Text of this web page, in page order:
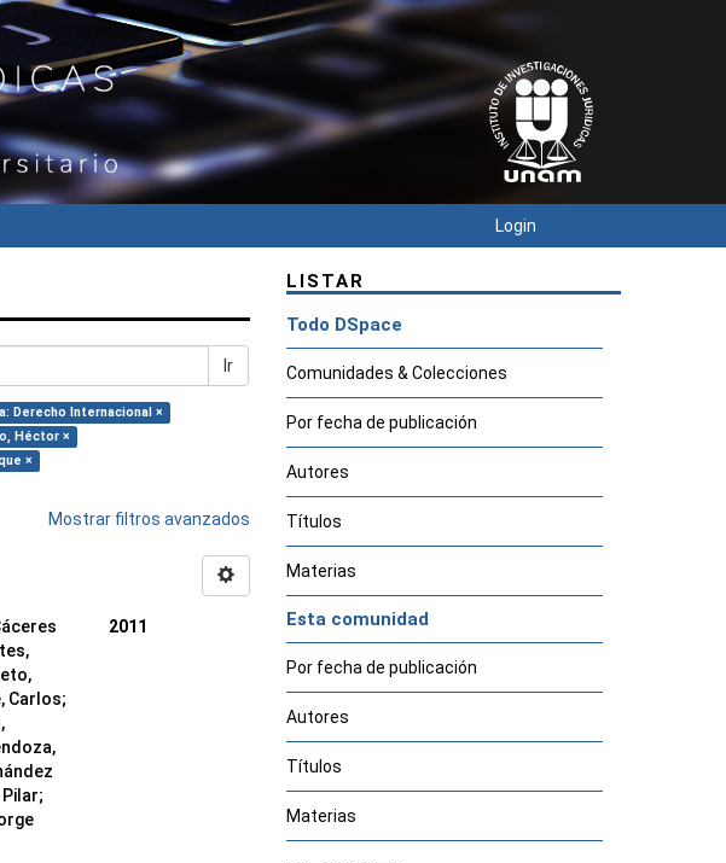
Login
Ir
Derecho Internacional ×
Héctor ×
×
Mostrar filtros avanzados
Carlos;
;
2011
LISTAR
Todo DSpace
Comunidades & Colecciones
Por fecha de publicación
Autores
Títulos
Materias
Esta comunidad
Por fecha de publicación
Autores
Títulos
Materias